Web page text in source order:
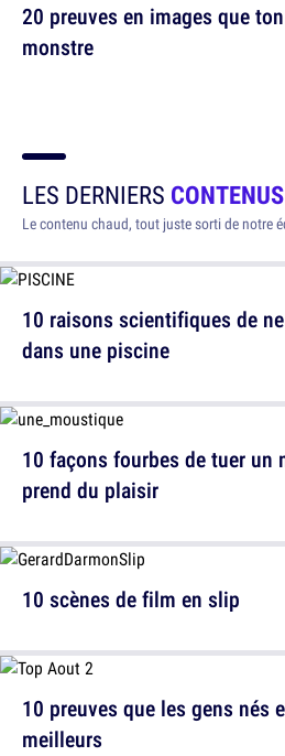
20 preuves en images que
monstre
LES DERNIERS
Le contenu chaud, tout juste sorti de notre
10 raisons scientifiques de
dans une piscine
10 scènes de film en slip
10 façons fourbes de tuer un
prend du plaisir
10 preuves que les gens nés
meilleurs